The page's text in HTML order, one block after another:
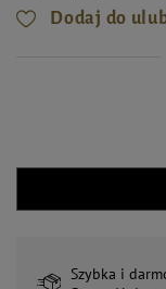
Dodaj do
Szybka i